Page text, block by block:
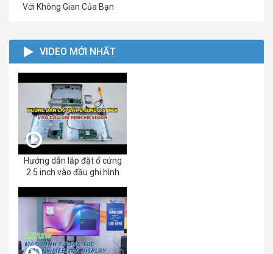
Với Không Gian Của Bạn
VIDEO MỚI NHẤT
Hướng dẫn lắp đặt ổ cứng
2.5 inch vào đầu ghi hình